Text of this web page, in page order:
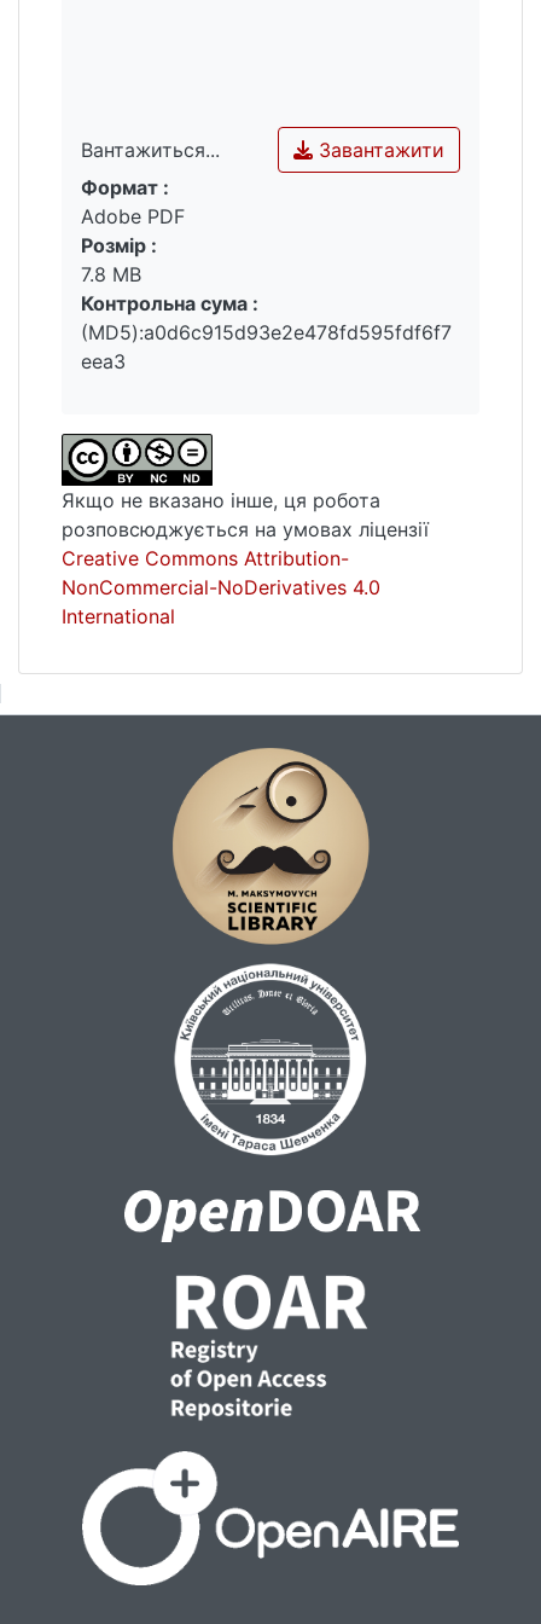
Вантажиться...
Вантажиться...
Завантажити
Формат :
Adobe PDF
Розмір :
7.8 MB
Контрольна сума :
(MD5):a0d6c915d93e2e478fd595fdf6f7
eea3
Якщо не вказано інше, ця робота
розповсюджується на умовах ліцензії
Creative Commons Attribution-
NonCommercial-NoDerivatives 4.0
International